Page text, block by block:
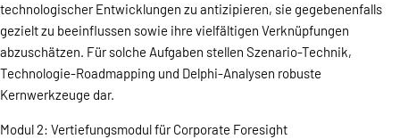
technologischer Entwicklungen zu antizipieren, sie gegebenenfalls
gezielt zu beeinflussen sowie ihre vielfältigen Verknüpfungen
abzuschätzen. Für solche Aufgaben stellen Szenario-Technik,
Technologie-Roadmapping und Delphi-Analysen robuste
Kernwerkzeuge dar.
Modul 2: Vertiefungsmodul für Corporate Foresight